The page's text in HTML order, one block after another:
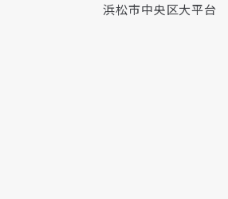
浜松市中央区大平台